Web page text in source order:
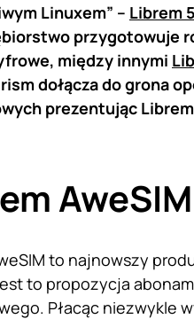
Linuxem” – Librem 5
przygotowuje
między innymi
dołącza do grona
prezentując Librem
AweSIM
to najnowszy
to propozycja
Płacąc niezwykle